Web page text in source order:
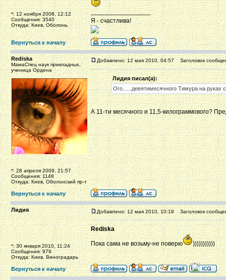
*: 12 ноября 2008, 12:12
Сообщения: 3540
Откуда: Киев, Оболонь
_________________
Я - счастлива!
Вернуться к началу
Rediska
МамаСпец наук прикладных,
ученица Ордена
*: 28 апреля 2009, 21:57
Сообщения: 1148
Откуда: Киев, Оболонский пр-т
Добавлено: 12 мая 2010, 04:57 Заголовок
Лидия писал(а):
Ого......девятимесячного Тимура на руках
А 11-ти месячного и 11,5-килограммового?
Вернуться к началу
Лидия
*: 30 января 2010, 11:24
Сообщения: 979
Откуда: Киев, Виноградарь
Добавлено: 12 мая 2010, 10:18 Заголовок
Rediska
Пока сама не возьму-не поверю )))))))))))
Вернуться к началу